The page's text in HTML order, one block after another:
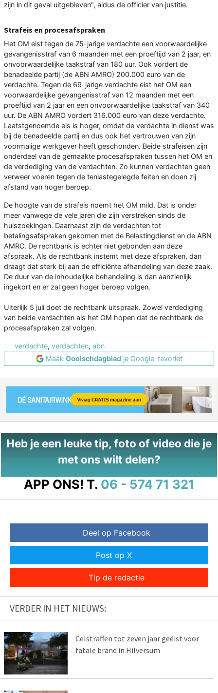
zijn in dit geval uitgebleven", aldus de officier van justitie.
Strafeis en procesafspraken
Het OM eist tegen de 75-jarige verdachte een voorwaardelijke
gevangenisstraf van 6 maanden met een proeftijd van 2 jaar, en
onvoorwaardelijke taakstraf van 180 uur. Ook vordert de
benadeelde partij (de ABN AMRO) 200.000 euro van de
verdachte. Tegen de 69-jarige verdachte eist het OM een
voorwaardelijke gevangenisstraf van 12 maanden met een
proeftijd van 2 jaar en een onvoorwaardelijke taakstraf van 340
uur. De ABN AMRO vordert 316.000 euro van deze verdachte.
Laatstgenoemde eis is hoger, omdat de verdachte in dienst was
bij de benadeelde partij en dus ook het vertrouwen van zijn
voormalige werkgever heeft geschonden. Beide strafeisen zijn
onderdeel van de gemaakte procesafspraken tussen het OM en
de verdediging van de verdachten. Zo kunnen verdachten geen
verweer voeren tegen de tenlastegelegde feiten en doen zij
afstand van hoger beroep.
De hoogte van de strafeis noemt het OM mild. Dat is onder
meer vanwege de vele jaren die zijn verstreken sinds de
huiszoekingen. Daarnaast zijn de verdachten tot
betalingsafspraken gekomen met de Belastingdienst en de ABN
AMRO. De rechtbank is echter niet gebonden aan deze
afspraak. Als de rechtbank instemt met deze afspraken, dan
draagt dat sterk bij aan de efficiënte afhandeling van deze zaak.
De duur van de inhoudelijke behandeling is dan aanzienlijk
ingekort en er zal geen hoger beroep volgen.
Uiterlijk 5 juli doet de rechtbank uitspraak. Zowel verdediging
van beide verdachten als het OM hopen dat de rechtbank de
procesafspraken zal volgen.
verdachte, verdachten, abn
Maak Gooischdagbladje Google-favoriet
Heb je een leuke tip, foto of video die je
met ons wilt delen?
APP ONS! T. 06 - 574 71 321
Deel op Facebook
Post op X
Tip de redactie
VERDER IN HET NIEUWS:
Celstraffen tot zeven jaar geëist voor
fatale brand in Hilversum